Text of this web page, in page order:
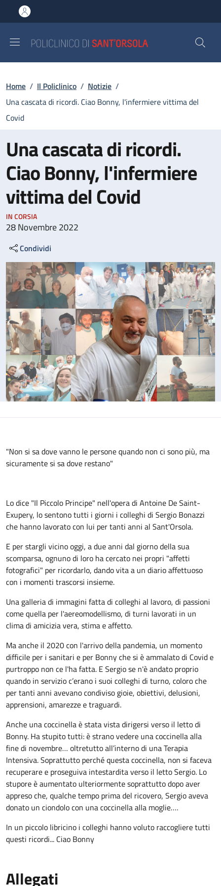
al contenuto principale
to footer content
Briciole di pane
Home / Il Policlinico / Notizie /
Una cascata di ricordi. Ciao Bonny, l'infermiere vittima del
Covid
Una cascata di ricordi.
Ciao Bonny, l'infermiere
vittima del Covid
IN CORSIA
28 Novembre 2022
Condividi
"Non si sa dove vanno le persone quando non ci sono più, ma
sicuramente si sa dove restano"
Lo dice "Il Piccolo Principe" nell'opera di Antoine De Saint-
Exupery, lo sentono tutti i giorni i colleghi di Sergio Bonazzi
che hanno lavorato con lui per tanti anni al Sant'Orsola.
E per stargli vicino oggi, a due anni dal giorno della sua
scomparsa, ognuno di loro ha cercato nei propri "affetti
fotografici" per ricordarlo, dando vita a un diario affettuoso
con i momenti trascorsi insieme.
Una galleria di immagini fatta di colleghi al lavoro, di passioni
come quella per l'aereomodellismo, di turni lavorati in un
clima di amicizia vera, stima e affetto.
Ma anche il 2020 con l'arrivo della pandemia, un momento
difficile per i sanitari e per Bonny che si è ammalato di Covid e
purtroppo non ce l'ha fatta. E Sergio se n'è andato proprio
quando in servizio c’erano i suoi colleghi di turno, coloro che
per tanti anni avevano condiviso gioie, obiettivi, delusioni,
apprensioni, amarezze e traguardi.
Anche una coccinella è stata vista dirigersi verso il letto di
Bonny. Ha stupito tutti: è strano vedere una coccinella alla
fine di novembre… oltretutto all’interno di una Terapia
Intensiva. Soprattutto perché questa coccinella, non si faceva
recuperare e proseguiva intestardita verso il letto Sergio. Lo
stupore è aumentato ulteriormente soprattutto dopo aver
appreso che, qualche tempo prima del ricovero, Sergio aveva
donato un ciondolo con una coccinella alla moglie….
In un piccolo libricino i colleghi hanno voluto raccogliere tutti
questi ricordi... Ciao Bonny
Allegati